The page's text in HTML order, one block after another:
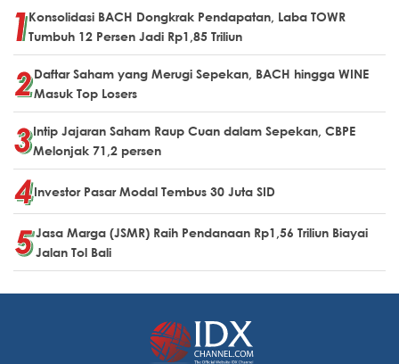
Konsolidasi BACH Dongkrak Pendapatan, Laba TOWR
Tumbuh 12 Persen Jadi Rp1,85 Triliun
Daftar Saham yang Merugi Sepekan, BACH hingga WINE
Masuk Top Losers
Intip Jajaran Saham Raup Cuan dalam Sepekan, CBPE
Melonjak 71,2 persen
Investor Pasar Modal Tembus 30 Juta SID
Jasa Marga (JSMR) Raih Pendanaan Rp1,56 Triliun Biayai
Jalan Tol Bali